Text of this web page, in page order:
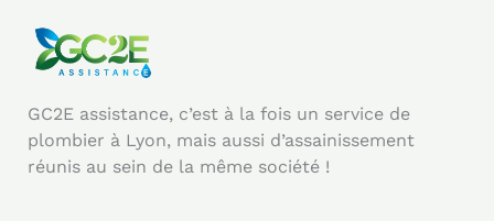
GC2E assistance, c’est à la fois un service de
plombier à Lyon, mais aussi d’assainissement
réunis au sein de la même société !